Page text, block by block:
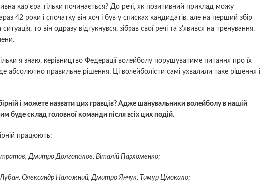
кар'єра тільки починається? До речі, як позитивний приклад можу
42 роки і спочатку він хоч і був у списках кандидатів, але на перший збір
то він одразу відгукнувся, зібрав свої речі та з'явився на тренування.
я знаю, керівництво Федерації волейболу порушуватиме питання про їх
абсолютно правильне рішення. Ці волейболісти самі ухвалили таке рішення і
і можете назвати цих гравців? Адже шанувальники волейболу в нашій
буде склад головної команди після всіх цих подій.
працюють:
Дмитро Долгополов, Віталій Пархоменко;
Олександр Наложний, Дмитро Янчук, Тимур Цмокало;